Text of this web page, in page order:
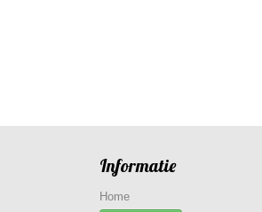
Informatie
Home